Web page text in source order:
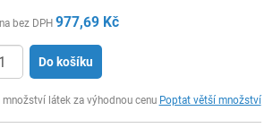
bez DPH 977,69 Kč
Do košíku
množství látek za výhodnou cenu Poptat větší množství